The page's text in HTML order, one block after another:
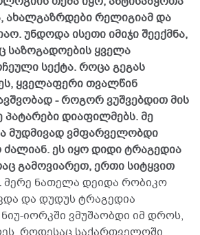
ახალგაზრდები რელიგიამ და
უნდოდა ისეთი იმიჯი შეექმნა,
საზოგადოების ყველა
სექტა. როცა გეგას
ყველაფერი თვალწინ
- როგორ ვუშვებდით მის
პატარები დიაფილმებს. მე
მუდმივად ვმფარველობდი
ძალიან. ეს იყო დიდი ტრაგედია
გამოვიარეთ, ერთი სიტყვით
მერე ნათელა დეიდა რობიკო
და დუდუს ტრაგედია
იორკში ვმუშაობდი იმ დროს,